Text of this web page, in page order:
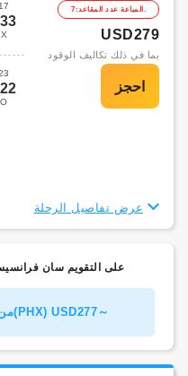
المباعة عدد المقاعد:7.
USD279
بما في ذلك تكاليف الوقود
عرض تفاصيل الرحلة
على التقويم سان
San Francisco من عنقاء(PHX) USD277～